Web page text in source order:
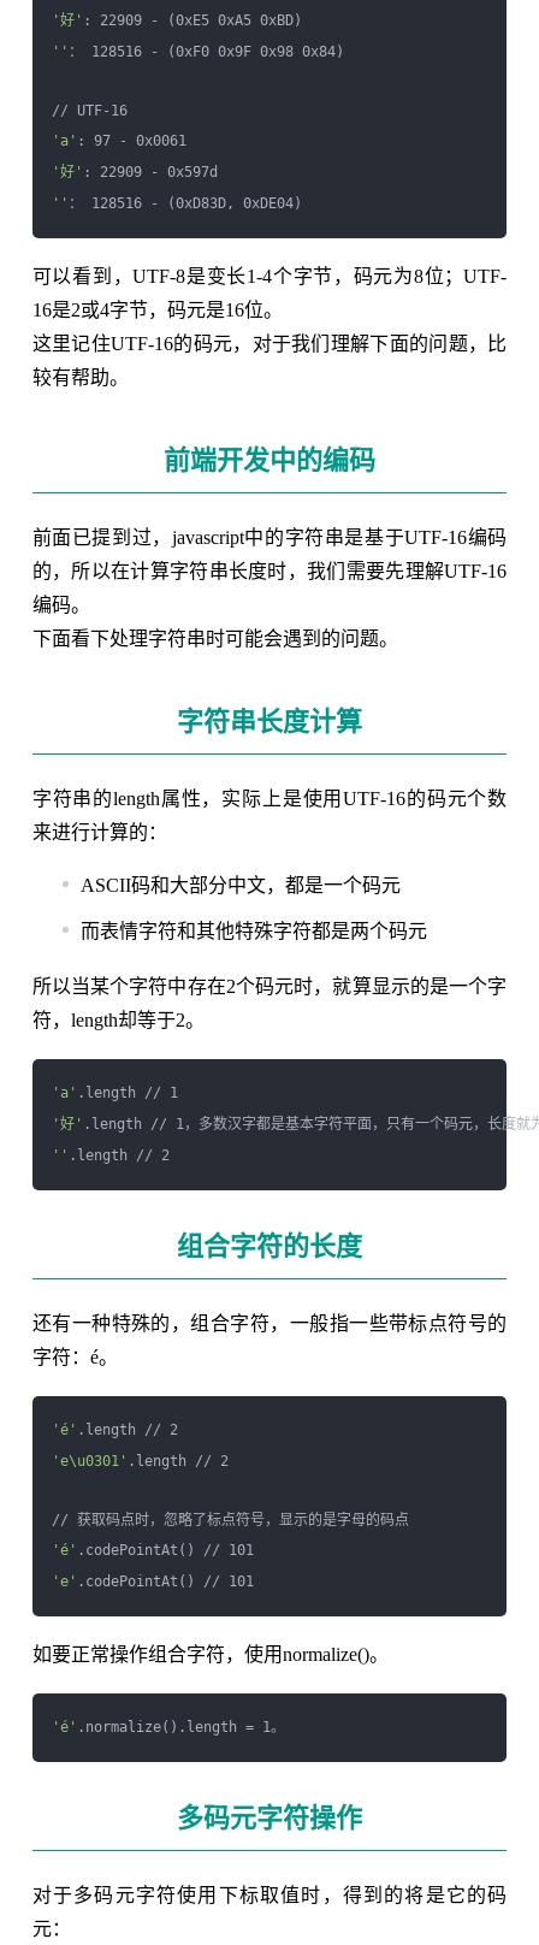
'好'
'' ： 128516 - (0xF0 0x9F 0x98 0x84)
// UTF-16
'a'
: 97 - 0x0061
'好'
''
可以看到，UTF-8是变长1-4个字节，码元为8位；UTF-
16是2或4字节，码元是16位。
这里记住UTF-16的码元，对于我们理解下面的问题，比
较有帮助。
前端开发中的编码
前面已提到过，javascript中的字符串是基于UTF-16编码
的，所以在计算字符串长度时，我们需要先理解UTF-16
编码。
下面看下处理字符串时可能会遇到的问题。
字符串长度计算
字符串的length属性，实际上是使用UTF-16的码元个数
来进行计算的：
ASCII码和大部分中文，都是一个码元
而表情字符和其他特殊字符都是两个码元
所以当某个字符中存在2个码元时，就算显示的是一个字
符，length却等于2。
'a'
.length // 1
'好'
''
.length // 2
组合字符的长度
还有一种特殊的，组合字符，一般指一些带标点符号的
字符：é。
'é'
.length // 2
'e\u0301' .length // 2
'é'
.codePointAt() // 101
'e'
.codePointAt() // 101
如要正常操作组合字符，使用normalize()。
'é'
多码元字符操作
对于多码元字符使用下标取值时，得到的将是它的码
元：